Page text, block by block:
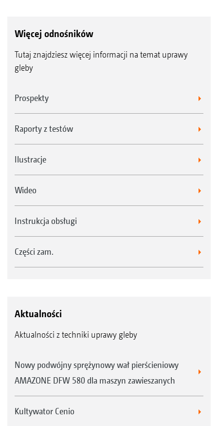
Więcej odnośników
Tutaj znajdziesz więcej informacji na temat uprawy
gleby
Prospekty
Raporty z testów
Ilustracje
Wideo
Instrukcja obsługi
Części zam.
Aktualności
Aktualności z techniki uprawy gleby
Nowy podwójny sprężynowy wał pierścieniowy
AMAZONE DFW 580 dla maszyn zawieszanych
Kultywator Cenio